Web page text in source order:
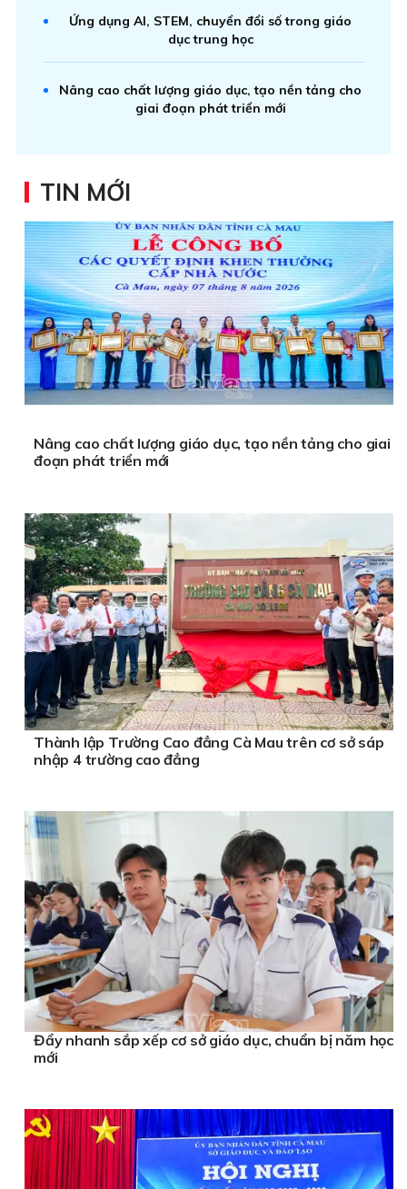
Ứng dụng AI, STEM, chuyển đổi số trong giáo
dục trung học
Nâng cao chất lượng giáo dục, tạo nền tảng cho
giai đoạn phát triển mới
TIN MỚI
Nâng cao chất lượng giáo dục, tạo nền tảng cho giai
đoạn phát triển mới
Thành lập Trường Cao đẳng Cà Mau trên cơ sở sáp
nhập 4 trường cao đẳng
Đẩy nhanh sắp xếp cơ sở giáo dục, chuẩn bị năm học
mới